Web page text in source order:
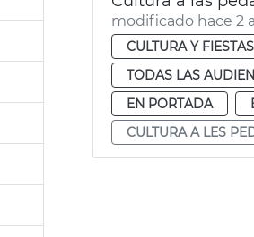
modificado hace 2
CULTURA Y
TODAS LAS
EN PORTADA
CULTURA A LES